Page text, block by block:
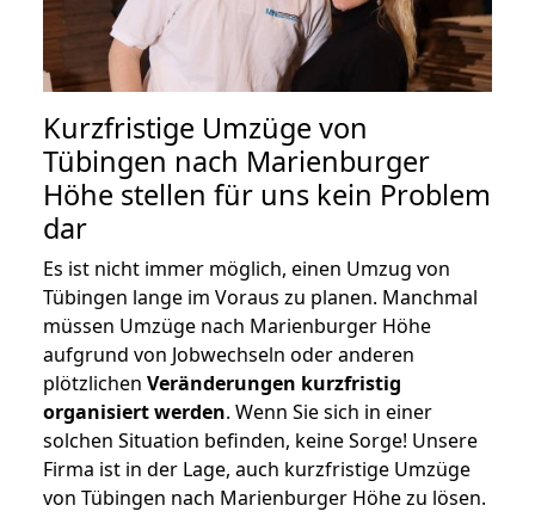
Kurzfristige Umzüge von
Tübingen nach Marienburger
Höhe stellen für uns kein Problem
dar
Es ist nicht immer möglich, einen Umzug von
Tübingen lange im Voraus zu planen. Manchmal
müssen Umzüge nach Marienburger Höhe
aufgrund von Jobwechseln oder anderen
plötzlichen Veränderungen kurzfristig
organisiert werden. Wenn Sie sich in einer
solchen Situation befinden, keine Sorge! Unsere
Firma ist in der Lage, auch kurzfristige Umzüge
von Tübingen nach Marienburger Höhe zu lösen.